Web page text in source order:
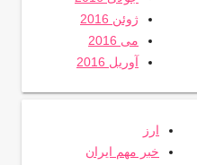
ژوئن 2016
می 2016
آوریل 2016
ارز
خبر مهم ایران